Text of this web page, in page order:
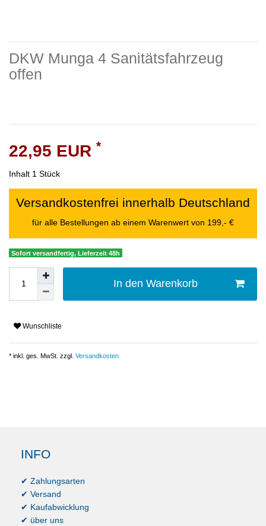
DKW Munga 4 Sanitätsfahrzeug
offen
22,95 EUR *
Inhalt 1 Stück
Versandkostenfrei innerhalb Deutschland
für alle Bestellungen ab einem Warenwert von 199,- €
Sofort versandfertig, Lieferzeit 48h
In den Warenkorb
Wunschliste
* inkl. ges. MwSt. zzgl. Versandkosten
INFO
✔ Zahlungsarten
✔ Versand
✔ Kaufabwicklung
✔ über uns